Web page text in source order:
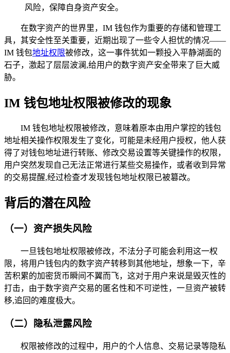
风险，保障自身资产安全。
在数字资产的世界里，IM 钱包作为重要的存储和管理工
具，其安全性至关重要，近期出现了一些令人担忧的情况——
IM 钱包地址权限被修改，这一事件犹如一颗投入平静湖面的
石子，激起了层层波澜,给用户的数字资产安全带来了巨大威
胁。
IM 钱包地址权限被修改的现象
IM 钱包地址权限被修改，意味着原本由用户掌控的钱包
地址相关操作权限发生了变化，可能是未经用户授权，他人获
得了对钱包地址进行转账、修改交易设置等关键操作的权限，
用户突然发现自己无法正常进行某些交易操作，或者收到异常
的交易提醒,经过检查才发现钱包地址权限已被篡改。
背后的潜在风险
（一）资产损失风险
一旦钱包地址权限被修改，不法分子可能会利用这一权
限，将用户钱包内的数字资产转移到其他地址，想象一下，辛
苦积累的加密货币瞬间不翼而飞，这对于用户来说是毁灭性的
打击，由于数字资产交易的匿名性和不可逆性，一旦资产被转
移,追回的难度极大。
（二）隐私泄露风险
权限被修改的过程中，用户的个人信息、交易记录等隐私